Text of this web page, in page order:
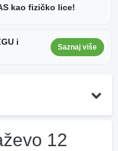
kao fizičko lice!
i
Saznaj više
12